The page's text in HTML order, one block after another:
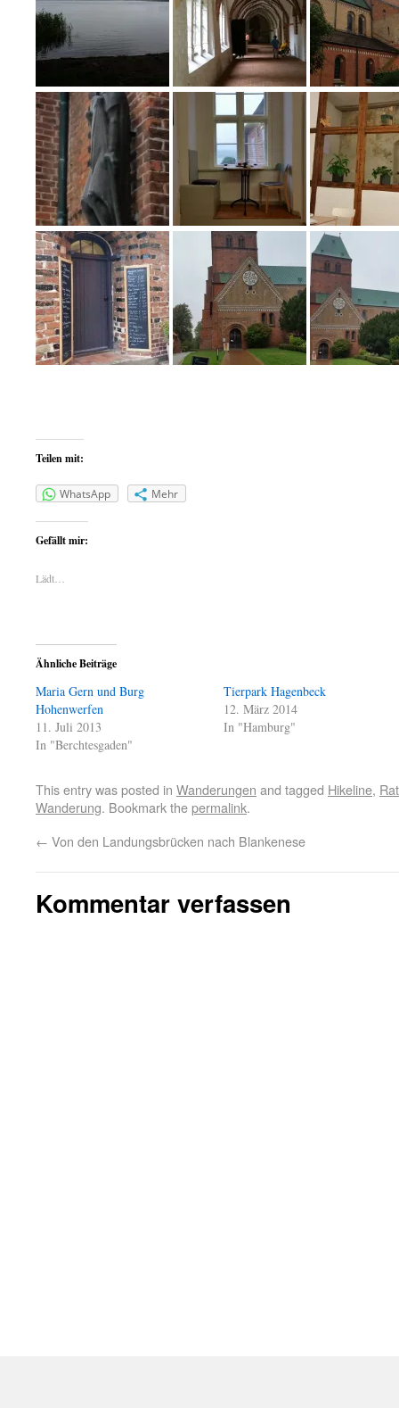
Teilen mit:
WhatsApp Mehr
Gefällt mir:
Lädt…
Ähnliche Beiträge
Maria Gern und Burg
Hohenwerfen
11. Juli 2013
In "Berchtesgaden"
Tierpark Hagenbeck
12. März 2014
In "Hamburg"
This entry was posted in Wanderungen and tagged Hikeline,
Wanderung. Bookmark thepermalink.
← Von den Landungsbrücken nach Blankenese
Kommentar verfassen